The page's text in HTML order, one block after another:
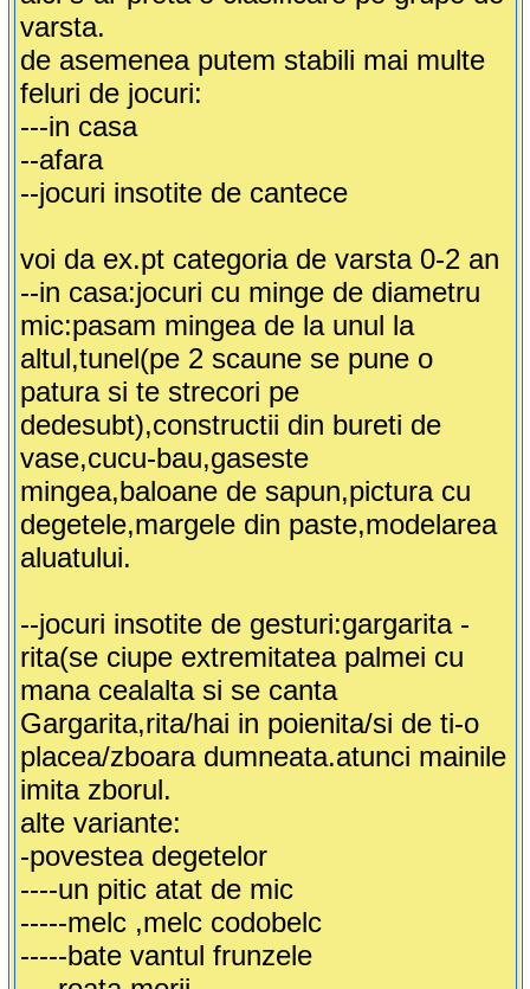
varsta.
de asemenea putem stabili mai multe
feluri de jocuri:
---in casa
--afara
--jocuri insotite de cantece
voi da ex.pt categoria de varsta 0-2 an
--in casa:jocuri cu minge de diametru
mic:pasam mingea de la unul la
altul,tunel(pe 2 scaune se pune o
patura si te strecori pe
dedesubt),constructii din bureti de
vase,cucu-bau,gaseste
mingea,baloane de sapun,pictura cu
degetele,margele din paste,modelarea
aluatului.
--jocuri insotite de gesturi:gargarita -
rita(se ciupe extremitatea palmei cu
mana cealalta si se canta
Gargarita,rita/hai in poienita/si de ti-o
placea/zboara dumneata.atunci mainile
imita zborul.
alte variante:
-povestea degetelor
----un pitic atat de mic
-----melc ,melc codobelc
-----bate vantul frunzele